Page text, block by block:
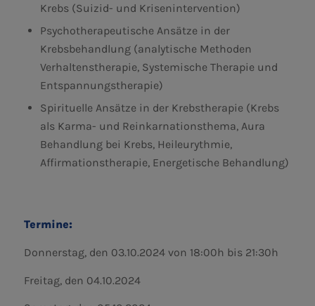
Krebs (Suizid- und Krisenintervention)
Psychotherapeutische Ansätze in der
Krebsbehandlung (analytische Methoden
Verhaltenstherapie, Systemische Therapie und
Entspannungstherapie)
Spirituelle Ansätze in der Krebstherapie (Krebs
als Karma- und Reinkarnationsthema, Aura
Behandlung bei Krebs, Heileurythmie,
Affirmationstherapie, Energetische Behandlung)
Termine:
Donnerstag, den 03.10.2024 von 18:00h bis 21:30h
Freitag, den 04.10.2024